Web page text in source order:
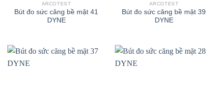
ARCOTEST
Bút đo sức căng bề mặt 41
DYNE
ARCOTEST
Bút đo sức căng bề mặt 39
DYNE